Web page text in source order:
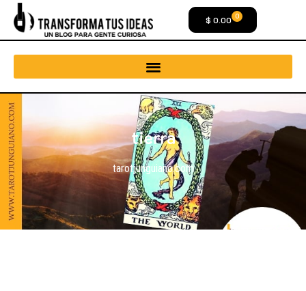
$ 0.00 0
tierra
tarotjunguiano.com